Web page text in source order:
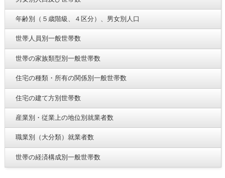
年齢別（５歳階級、４区分）、男女別人口
世帯人員別一般世帯数
世帯の家族類型別一般世帯数
住宅の種類・所有の関係別一般世帯数
住宅の建て方別世帯数
産業別・従業上の地位別就業者数
職業別（大分類）就業者数
世帯の経済構成別一般世帯数